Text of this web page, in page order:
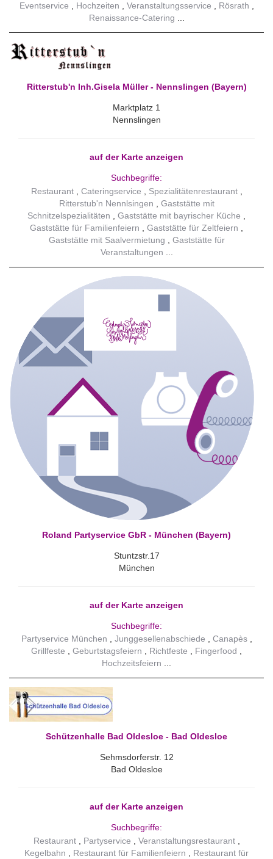
Eventservice
Hochzeiten Veranstaltungsservice
Rösrath
Renaissance-Catering
Ritterstub'n Inh.Gisela Müller - Nennslingen (Bayern)
Marktplatz 1
Nennslingen
auf der Karte anzeigen
Suchbegriffe:
Restaurant
Cateringservice
Spezialitätenrestaurant
Ritterstub'n Nennlsingen
Gaststätte mit
Schnitzelspezialitäten
Gaststätte mit bayrischer Küche
Gaststätte für Familienfeiern
Gaststätte für Zeltfeiern
Gaststätte mit Saalvermietung
Gaststätte für
Veranstaltungen
Roland Partyservice GbR - München (Bayern)
Stuntzstr.17
München
auf der Karte anzeigen
Suchbegriffe:
Partyservice München
Junggesellenabschiede
Canapès
Grillfeste
Geburtstagsfeiern Richtfeste
Fingerfood
Hochzeitsfeiern
Schützenhalle Bad Oldesloe - Bad Oldesloe
Sehmsdorferstr. 12
Bad Oldesloe
auf der Karte anzeigen
Suchbegriffe:
Restaurant
Partyservice
Veranstaltungsrestaurant
Kegelbahn
Restaurant für Familienfeiern
Restaurant für